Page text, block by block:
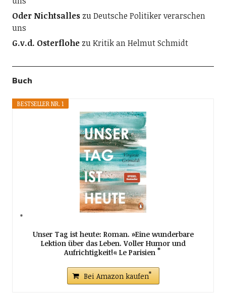
Oder NichtsalleszuDeutsche Politiker verarschen
uns
G.v.d. OsterflohezuKritik an Helmut Schmidt
Buch
BESTSELLER NR. 1
Unser Tag ist heute: Roman. »Eine wunderbare
Lektion über das Leben. Voller Humor und
Aufrichtigkeit!« Le Parisien
Bei Amazon kaufen